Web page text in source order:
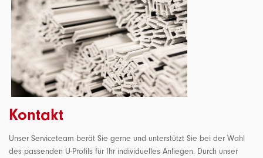
Kontakt
Unser Serviceteam berät Sie gerne und unterstützt Sie bei der Wahl
des passenden U-Profils für Ihr individuelles Anliegen. Durch unser